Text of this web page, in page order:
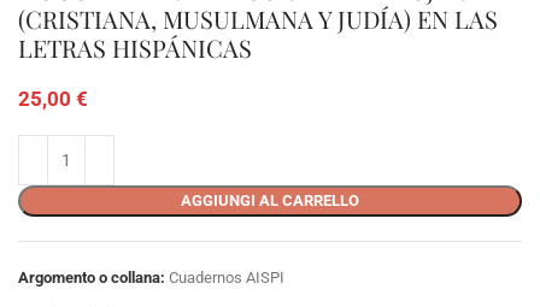
(CRISTIANA, MUSULMANA Y JUDÍA) EN LAS
LETRAS HISPÁNICAS
25,00 €
AGGIUNGI AL CARRELLO
Argomento o collana: Cuadernos AISPI